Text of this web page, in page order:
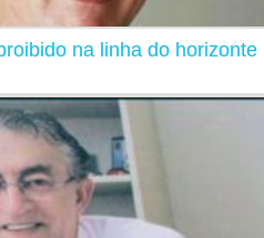
na linha do horizonte